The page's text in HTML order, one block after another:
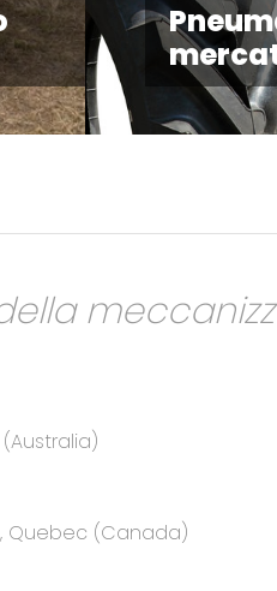
Quebec (Canada)